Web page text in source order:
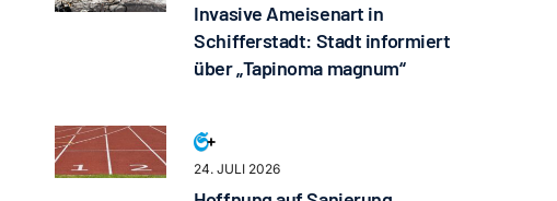
Invasive Ameisenart in
Schifferstadt: Stadt informiert
über „Tapinoma magnum“
24. JULI 2026